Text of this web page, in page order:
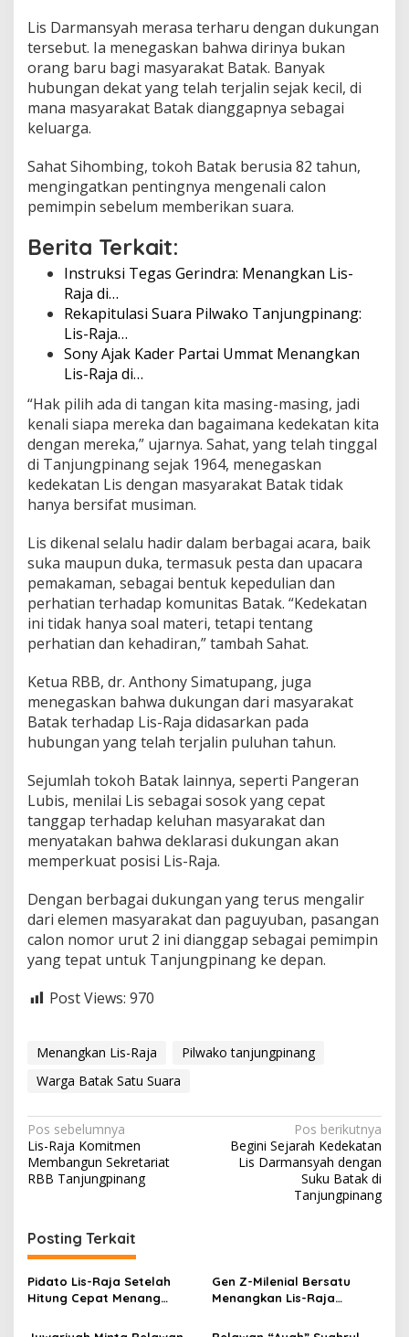
Lis Darmansyah merasa terharu dengan dukungan
tersebut. Ia menegaskan bahwa dirinya bukan
orang baru bagi masyarakat Batak. Banyak
hubungan dekat yang telah terjalin sejak kecil, di
mana masyarakat Batak dianggapnya sebagai
keluarga.
Sahat Sihombing, tokoh Batak berusia 82 tahun,
mengingatkan pentingnya mengenali calon
pemimpin sebelum memberikan suara.
Berita Terkait:
Instruksi Tegas Gerindra: Menangkan Lis-
Raja di…
Rekapitulasi Suara Pilwako Tanjungpinang:
Lis-Raja…
Sony Ajak Kader Partai Ummat Menangkan
Lis-Raja di…
“Hak pilih ada di tangan kita masing-masing, jadi
kenali siapa mereka dan bagaimana kedekatan kita
dengan mereka,” ujarnya. Sahat, yang telah tinggal
di Tanjungpinang sejak 1964, menegaskan
kedekatan Lis dengan masyarakat Batak tidak
hanya bersifat musiman.
Lis dikenal selalu hadir dalam berbagai acara, baik
suka maupun duka, termasuk pesta dan upacara
pemakaman, sebagai bentuk kepedulian dan
perhatian terhadap komunitas Batak. “Kedekatan
ini tidak hanya soal materi, tetapi tentang
perhatian dan kehadiran,” tambah Sahat.
Ketua RBB, dr. Anthony Simatupang, juga
menegaskan bahwa dukungan dari masyarakat
Batak terhadap Lis-Raja didasarkan pada
hubungan yang telah terjalin puluhan tahun.
Sejumlah tokoh Batak lainnya, seperti Pangeran
Lubis, menilai Lis sebagai sosok yang cepat
tanggap terhadap keluhan masyarakat dan
menyatakan bahwa deklarasi dukungan akan
memperkuat posisi Lis-Raja.
Dengan berbagai dukungan yang terus mengalir
dari elemen masyarakat dan paguyuban, pasangan
calon nomor urut 2 ini dianggap sebagai pemimpin
yang tepat untuk Tanjungpinang ke depan.
Post Views: 970
Menangkan Lis-Raja
Pilwako tanjungpinang
Warga Batak Satu Suara
N
a
v
g
a
s
Pos sebelumnya
Lis-Raja Komitmen
Membangun Sekretariat
RBB Tanjungpinang
Pos berikutnya
Begini Sejarah Kedekatan
Lis Darmansyah dengan
Suku Batak di
Tanjungpinang
Posting Terkait
Pidato Lis-Raja Setelah
Hitung Cepat Menang
Tanjungpinang
Gen Z-Milenial Bersatu
Menangkan Lis-Raja
Tanjungpinang